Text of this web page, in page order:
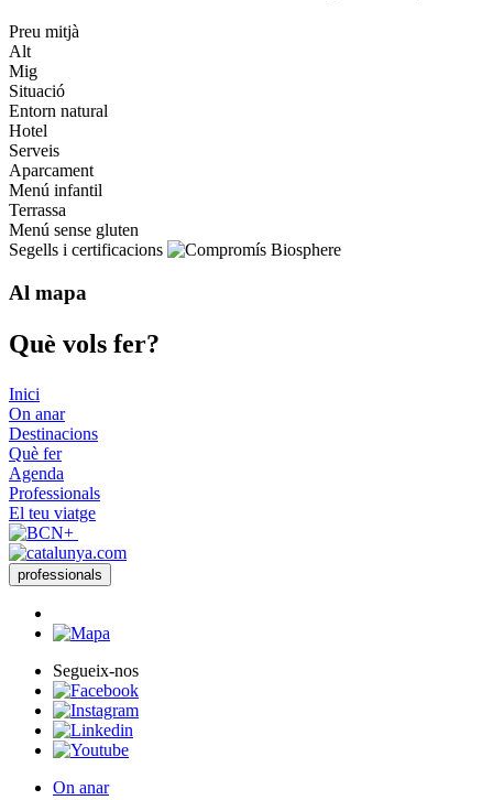
Preu mitjà
Alt
Mig
Situació
Entorn natural
Hotel
Serveis
Aparcament
Menú infantil
Terrassa
Menú sense gluten
Segells i certificacions
Al mapa
Què vols fer?
Inici
On anar
Destinacions
Què fer
Agenda
Professionals
El teu viatge
professionals
Segueix-nos
On anar